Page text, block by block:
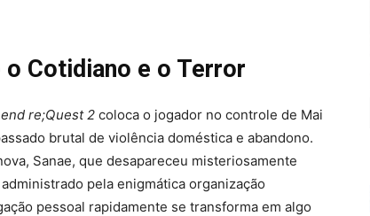
Cotidiano e o Terror
re;Quest 2 coloca o jogador no controle de Mai
brutal de violência doméstica e abandono.
Sanae, que desapareceu misteriosamente
pela enigmática organização
pessoal rapidamente se transforma em algo